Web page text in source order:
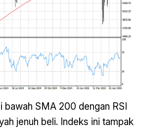
bawah SMA 200 dengan RSI
jenuh beli. Indeks ini tampak